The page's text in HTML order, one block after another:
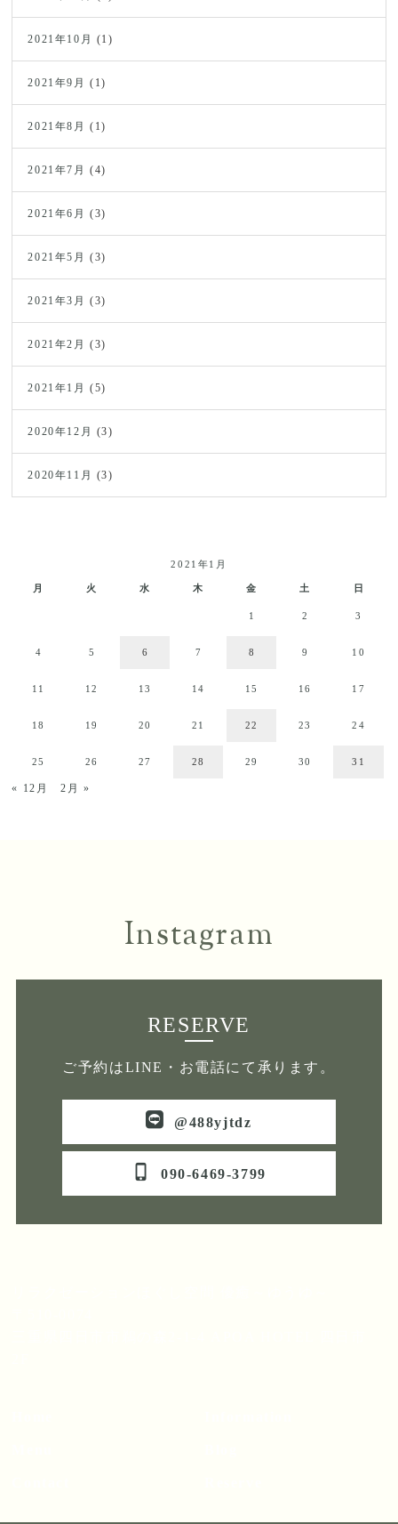
2021年10月 (1)
2021年9月 (1)
2021年8月 (1)
2021年7月 (4)
2021年6月 (3)
2021年5月 (3)
2021年3月 (3)
2021年2月 (3)
2021年1月 (5)
2020年12月 (3)
2020年11月 (3)
2021年1月
月 火 水 木 金 土 日
1 2 3
4 5 6 7 8 9 10
11 12 13 14 15 16 17
18 19 20 21 22 23 24
25 26 27 28 29 30 31
« 12月 2月 »
Instagram
RESERVE
ご予約はLINE・お電話にて承ります。
@488yjtdz
phone_iphone 090-6469-3799